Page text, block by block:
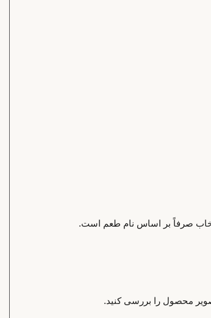
صرفاً بر اساس نام طعم است.
محصول را بررسی کنید.